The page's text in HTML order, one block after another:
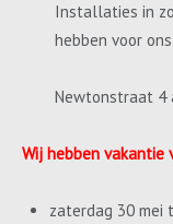
Installaties in
hebben voor
Newtonstraat 4
Wij hebben vakantie
zaterdag 30 mei